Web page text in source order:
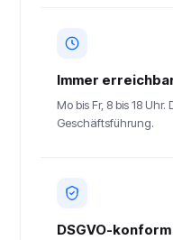
Immer
Mo bis Fr, 8 bis 18
Geschäftsführung.
DSGVO-konform